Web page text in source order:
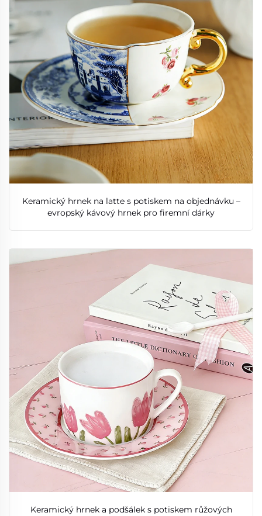
Keramický hrnek na latte s potiskem na objednávku –
evropský kávový hrnek pro firemní dárky
Keramický hrnek a podšálek s potiskem růžových